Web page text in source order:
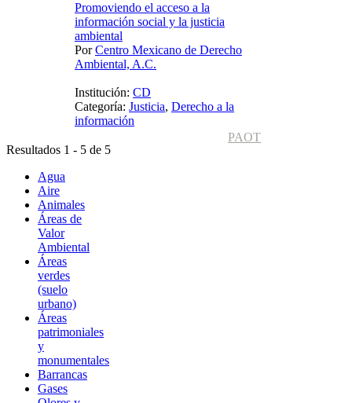
Promoviendo el acceso a la
información social y la justicia
ambiental
PorCentro Mexicano de Derecho
Ambiental, A.C.
Institución: CD
Categoría: Justicia, Derecho a la
información
PAOT
Resultados 1 - 5 de 5
Agua
Aire
Animales
Áreas de
Valor
Ambiental
Áreas
verdes
(suelo
urbano)
Áreas
patrimoniales
y
monumentales
Barrancas
Gases